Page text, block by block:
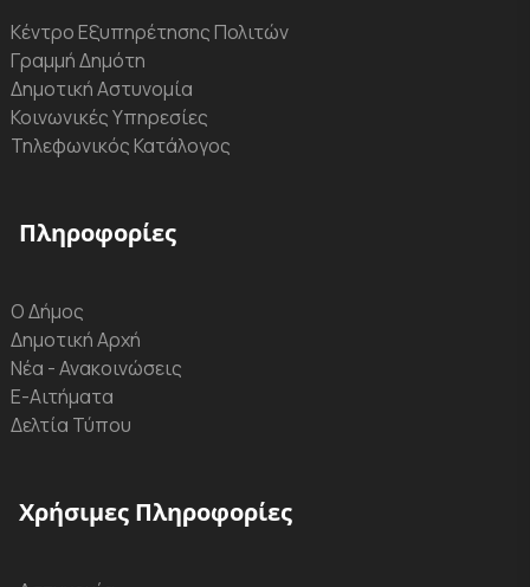
Κέντρο Εξυπηρέτησης Πολιτών
Γραμμή Δημότη
Δημοτική Αστυνομία
Κοινωνικές Υπηρεσίες
Τηλεφωνικός Κατάλογος
Πληροφορίες
Ο Δήμος
Δημοτική Αρχή
Νέα - Ανακοινώσεις
Ε-Αιτήματα
Δελτία Τύπου
Χρήσιμες Πληροφορίες